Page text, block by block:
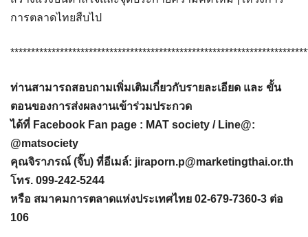
การตลาดไทยสืบไป
ท่านสามารถสอบถามเพิ่มเติมเกี่ยวกับรายละเอียด และ ขั้น
ตอนของการส่งผลงานเข้าร่วมประกวด
ได้ที่ Facebook Fan page : MAT society / Line@:
@matsociety
คุณจิราภรณ์ (จิ๊บ) ที่อีเมล์: jiraporn.p@marketingthai.or.th
โทร. 099-242-5244
หรือ สมาคมการตลาดแห่งประเทศไทย 02-679-7360-3 ต่อ
106